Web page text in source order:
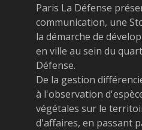
Paris La Défense
communication, une
la démarche de
en ville au sein du
Défense.
De la gestion
à l'observation
végétales sur le
d'affaires, en passant